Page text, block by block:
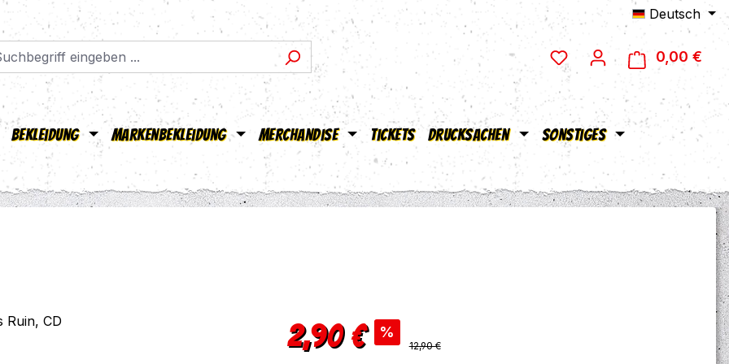
Deutsch
0,00 €
Bekleidung Markenbekleidung Merchandise Tickets Drucksachen Sonstiges
Verkaufspreis:
2,90 € %
Regulärer Preis:
12,90 €